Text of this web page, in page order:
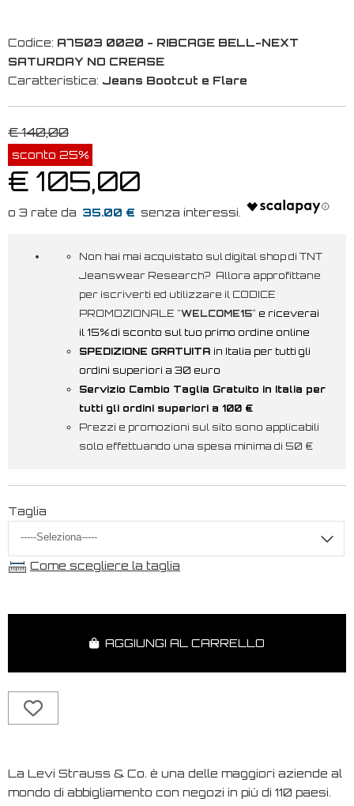
Codice: A7503 0020 - RIBCAGE BELL-NEXT
SATURDAY NO CREASE
Caratteristica: Jeans Bootcut e Flare
€ 140,00
sconto 25%
€ 105,00
35.00 €
Non hai mai acquistato sul digital shop di TNT
Jeanswear Research? Allora approfittane
per iscriverti ed utilizzare il CODICE
PROMOZIONALE "WELCOME15" e riceverai
il 15% di sconto sul tuo primo ordine online
SPEDIZIONE GRATUITA in Italia per tutti gli
ordini superiori a 30 euro
Servizio Cambio Taglia Gratuito in Italia per
tutti gli ordini superiori a 100 €
Prezzi e promozioni sul sito sono applicabili
solo effettuando una spesa minima di 50 €
Taglia
Come scegliere la taglia
AGGIUNGI AL CARRELLO
La Levi Strauss & Co. è una delle maggiori aziende al
mondo di abbigliamento con negozi in più di 110 paesi.